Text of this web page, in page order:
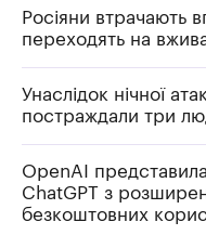
Росіяни втрачають
переходять на
Унаслідок нічної
постраждали три
OpenAI
ChatGPT з
безкоштовних